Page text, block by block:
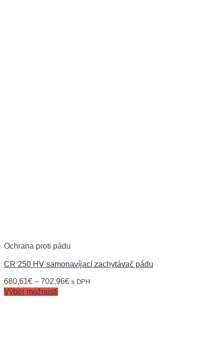
Ochrana proti pádu
CR 250 HV samonavíjací zachytávač pádu
680,61€ – 702,96€ s DPH
Výber možností